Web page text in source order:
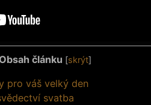
Obsah článku [skrýt]
pro váš velký den
svatba